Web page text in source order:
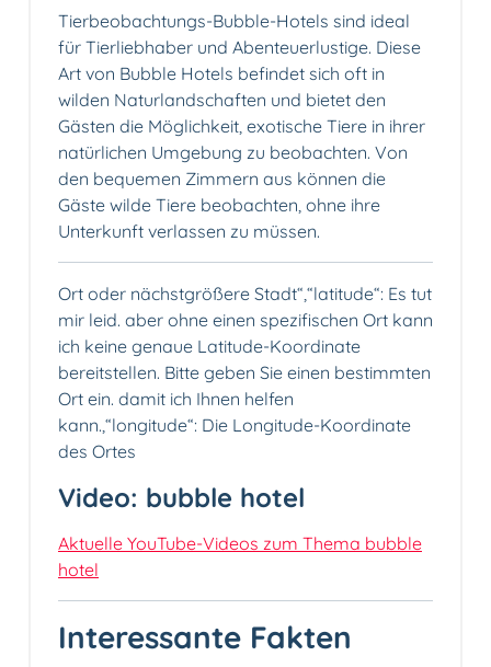
Tierbeobachtungs-Bubble-Hotels sind ideal
für Tierliebhaber und Abenteuerlustige. Diese
Art von Bubble Hotels befindet sich oft in
wilden Naturlandschaften und bietet den
Gästen die Möglichkeit, exotische Tiere in ihrer
natürlichen Umgebung zu beobachten. Von
den bequemen Zimmern aus können die
Gäste wilde Tiere beobachten, ohne ihre
Unterkunft verlassen zu müssen.
Ort oder nächstgrößere Stadt“,“latitude“: Es tut
mir leid. aber ohne einen spezifischen Ort kann
ich keine genaue Latitude-Koordinate
bereitstellen. Bitte geben Sie einen bestimmten
Ort ein. damit ich Ihnen helfen
kann.,“longitude“: Die Longitude-Koordinate
des Ortes
Video: bubble hotel
Aktuelle YouTube-Videos zum Thema bubble
hotel
Interessante Fakten